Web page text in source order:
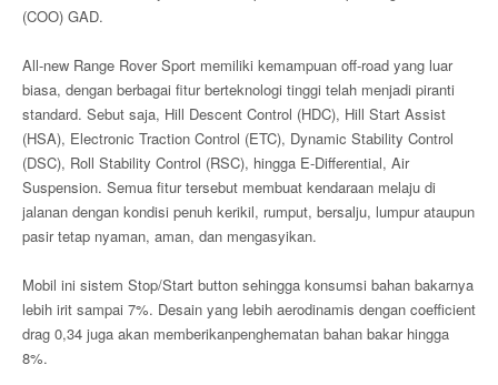
(COO) GAD.
All-new Range Rover Sport memiliki kemampuan off-road yang luar
biasa, dengan berbagai fitur berteknologi tinggi telah menjadi piranti
standard. Sebut saja, Hill Descent Control (HDC), Hill Start Assist
(HSA), Electronic Traction Control (ETC), Dynamic Stability Control
(DSC), Roll Stability Control (RSC), hingga E-Differential, Air
Suspension. Semua fitur tersebut membuat kendaraan melaju di
jalanan dengan kondisi penuh kerikil, rumput, bersalju, lumpur ataupun
pasir tetap nyaman, aman, dan mengasyikan.
Mobil ini sistem Stop/Start button sehingga konsumsi bahan bakarnya
lebih irit sampai 7%. Desain yang lebih aerodinamis dengan coefficient
drag 0,34 juga akan memberikanpenghematan bahan bakar hingga
8%.